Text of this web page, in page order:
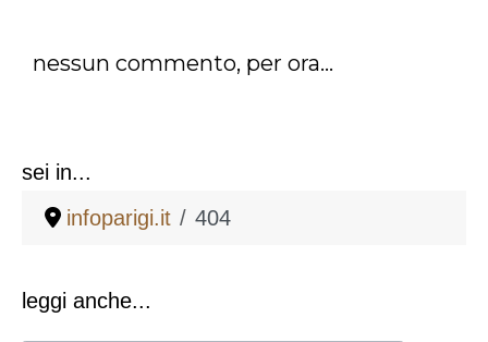
nessun commento, per ora...
sei in...
infoparigi.it
404
leggi anche...